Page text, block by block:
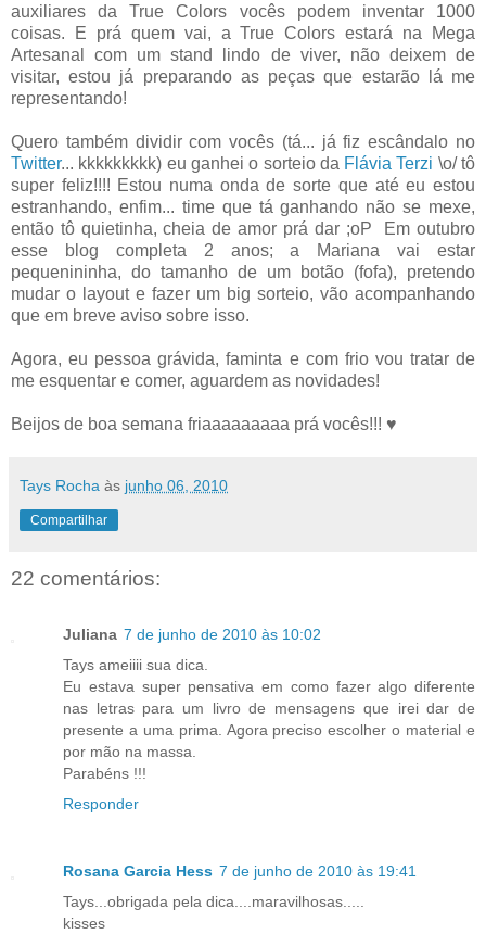
auxiliares da True Colors vocês podem inventar 1000
coisas. E prá quem vai, a True Colors estará na Mega
Artesanal com um stand lindo de viver, não deixem de
visitar, estou já preparando as peças que estarão lá me
representando!
Quero também dividir com vocês (tá... já fiz escândalo no
Twitter... kkkkkkkkk) eu ganhei o sorteio da Flávia Terzi \o/ tô
super feliz!!!! Estou numa onda de sorte que até eu estou
estranhando, enfim... time que tá ganhando não se mexe,
então tô quietinha, cheia de amor prá dar ;oP Em outubro
esse blog completa 2 anos; a Mariana vai estar
pequenininha, do tamanho de um botão (fofa), pretendo
mudar o layout e fazer um big sorteio, vão acompanhando
que em breve aviso sobre isso.
Agora, eu pessoa grávida, faminta e com frio vou tratar de
me esquentar e comer, aguardem as novidades!
Beijos de boa semana friaaaaaaaaa prá vocês!!! ♥
Tays Rocha às junho 06, 2010
Compartilhar
22 comentários:
Juliana 7 de junho de 2010 às 10:02
Tays ameiiii sua dica.
Eu estava super pensativa em como fazer algo diferente
nas letras para um livro de mensagens que irei dar de
presente a uma prima. Agora preciso escolher o material e
por mão na massa.
Parabéns !!!
Responder
Rosana Garcia Hess 7 de junho de 2010 às 19:41
Tays...obrigada pela dica....maravilhosas.....
kisses